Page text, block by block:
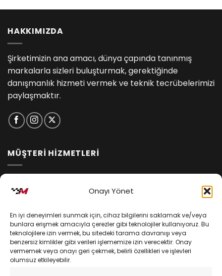
Onayı Yönet
En iyi deneyimleri sunmak için, cihaz bilgilerini saklamak ve/veya
bunlara erişmek amacıyla çerezler gibi teknolojiler kullanıyoruz. Bu
teknolojilere izin vermek, bu sitedeki tarama davranışı veya
benzersiz kimlikler gibi verileri işlememize izin verecektir. Onay
vermemek veya onayı geri çekmek, belirli özellikleri ve işlevleri
olumsuz etkileyebilir.
HAKKIMIZDA
Şirketimizin ana amacı, dünya çapında tanınmış
markalarla sizleri buluşturmak, gerektiğinde
danışmanlık hizmeti vermek ve teknik tecrübelerimizi
paylaşmaktır.
MÜŞTERİ HİZMETLERİ
Kişisel Verilerin Korunması
Mesafeli Satış Sözleşmesi